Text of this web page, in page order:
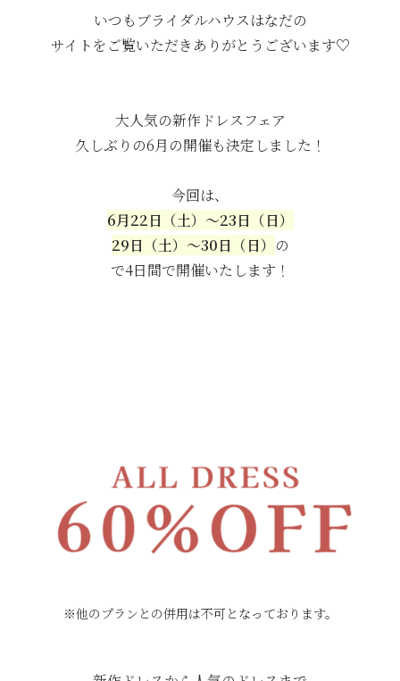
いつもブライダルハウスはなだの
サイトをご覧いただきありがとうございます♡
大人気の新作ドレスフェア
久しぶりの6月の開催も決定しました！
今回は、
6月22日（土）〜23日（日）
29日（土）〜30日（日） の
で4日間で開催いたします！
※他のプランとの併用は不可となっております。